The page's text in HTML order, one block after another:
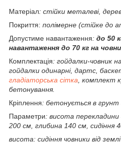
Матеріал: стійки металеві,
Покриття: полімерне (стійке до
Допустиме навантаження: до 50
навантаження до 70 кг на
Комплектація: гойдалки-човник
гойдалки одинарні, дартс,
гладіаторська сітка, комплект
бетонування.
Кріплення: бетонується в грунт
Параметри: висота
200 см, глибина 140 см, сидіння
висота: сидіння човники від